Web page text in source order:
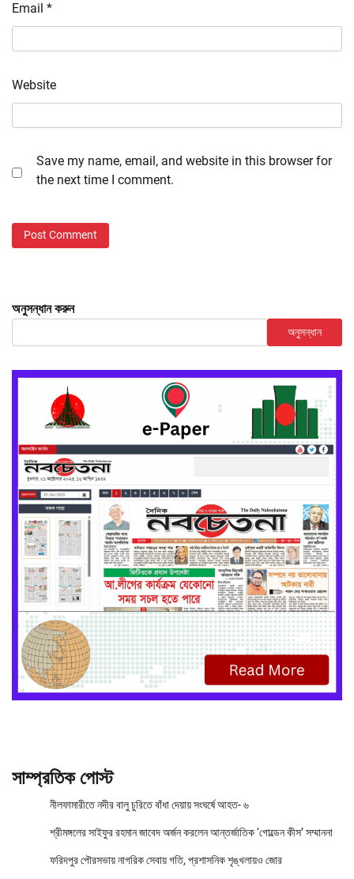
Email *
Website
Save my name, email, and website in this browser for
the next time I comment.
অনুসন্ধান করুন
অনুসন্ধান
সাম্প্রতিক পোস্ট
নীলফামারীতে নদীর বালু চুরিতে বাঁধা দেয়ায় সংঘর্ষে আহত- ৬
শ্রীমঙ্গলের সাইফুর রহমান জাবেদ অর্জন করলেন আন্তর্জাতিক ‘গোল্ডেন কীস’ সম্মাননা
ফরিদপুর পৌরসভায় নাগরিক সেবায় গতি, প্রশাসনিক শৃঙ্খলায়ও জোর